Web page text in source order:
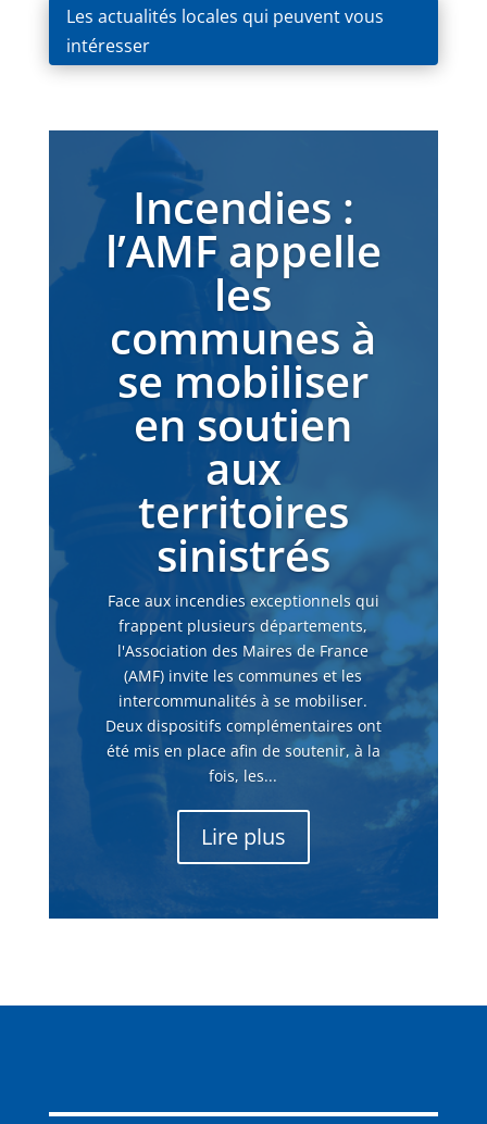
Les actualités locales qui peuvent vous
intéresser
Incendies :
l’AMF appelle
les
communes à
se mobiliser
en soutien
aux
territoires
sinistrés
Face aux incendies exceptionnels qui
frappent plusieurs départements,
l'Association des Maires de France
(AMF) invite les communes et les
intercommunalités à se mobiliser.
Deux dispositifs complémentaires ont
été mis en place afin de soutenir, à la
fois, les...
Lire plus